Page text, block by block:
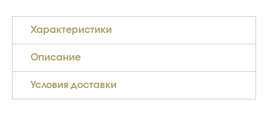
Характеристики
Описание
Условия доставки